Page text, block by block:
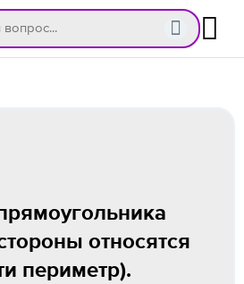
относятся
периметр).